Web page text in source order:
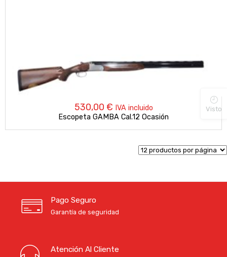
530,00 € IVA incluido
Escopeta GAMBA Cal.12 Ocasión
Pago Seguro
Garantía de seguridad
Atención Al Cliente
Visto